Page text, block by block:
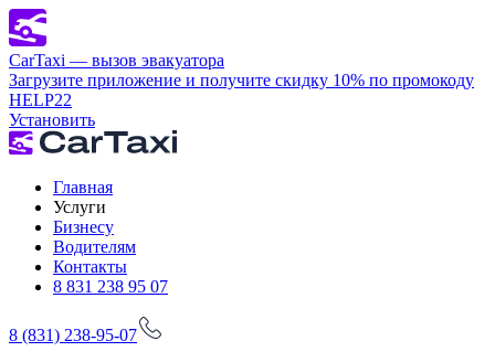
CarTaxi — вызов эвакуатора
Загрузите приложение и получите скидку 10% по промокоду
HELP22
Установить
Главная
Услуги
Бизнесу
Водителям
Контакты
8 831 238 95 07
8 (831) 238-95-07